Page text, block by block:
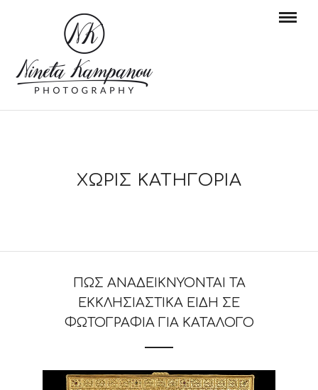
ΧΩΡΊΣ ΚΑΤΗΓΟΡΊΑ
ΠΏΣ ΑΝΑΔΕΙΚΝΎΟΝΤΑΙ ΤΑ
ΕΚΚΛΗΣΙΑΣΤΙΚΆ ΕΊΔΗ ΣΕ
ΦΩΤΟΓΡΑΦΊΑ ΓΙΑ ΚΑΤΆΛΟΓΟ